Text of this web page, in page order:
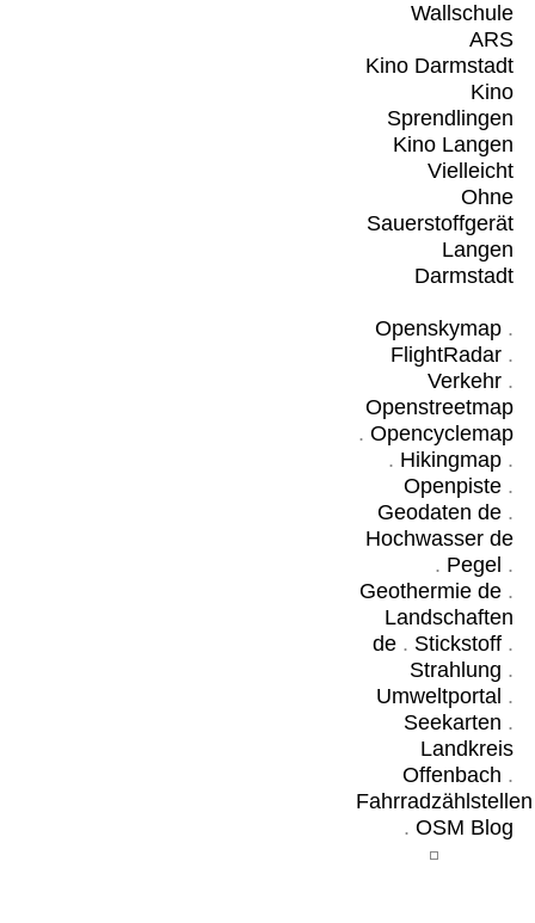
Wallschule
ARS
Kino Darmstadt
Kino
Sprendlingen
Kino Langen
Vielleicht
Ohne
Sauerstoffgerät
Langen
Darmstadt
Openskymap.
FlightRadar.
Verkehr.
Openstreetmap
. Opencyclemap
. Hikingmap.
Openpiste.
Geodaten de.
Hochwasser de
. Pegel .
Geothermie de.
Landschaften
de. Stickstoff.
Strahlung .
Umweltportal .
Seekarten .
Landkreis
Offenbach .
Fahrradzählstellen
. OSM Blog